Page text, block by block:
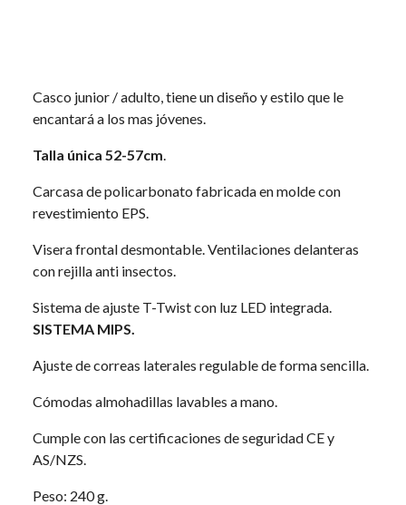
Casco junior / adulto, tiene un diseño y estilo que le
encantará a los mas jóvenes.
Talla única 52-57cm.
Carcasa de policarbonato fabricada en molde con
revestimiento EPS.
Visera frontal desmontable. Ventilaciones delanteras
con rejilla anti insectos.
Sistema de ajuste T-Twist con luz LED integrada.
SISTEMA MIPS.
Ajuste de correas laterales regulable de forma sencilla.
Cómodas almohadillas lavables a mano.
Cumple con las certificaciones de seguridad CE y
AS/NZS.
Peso: 240 g.